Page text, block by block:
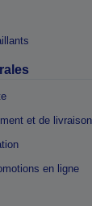
et de livraison
en ligne